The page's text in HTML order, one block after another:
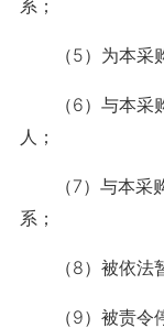
系；
（5）为本采购
（6）与本采购
人；
（7）与本采购
系；
（8）被依法暂
（9）被责令停